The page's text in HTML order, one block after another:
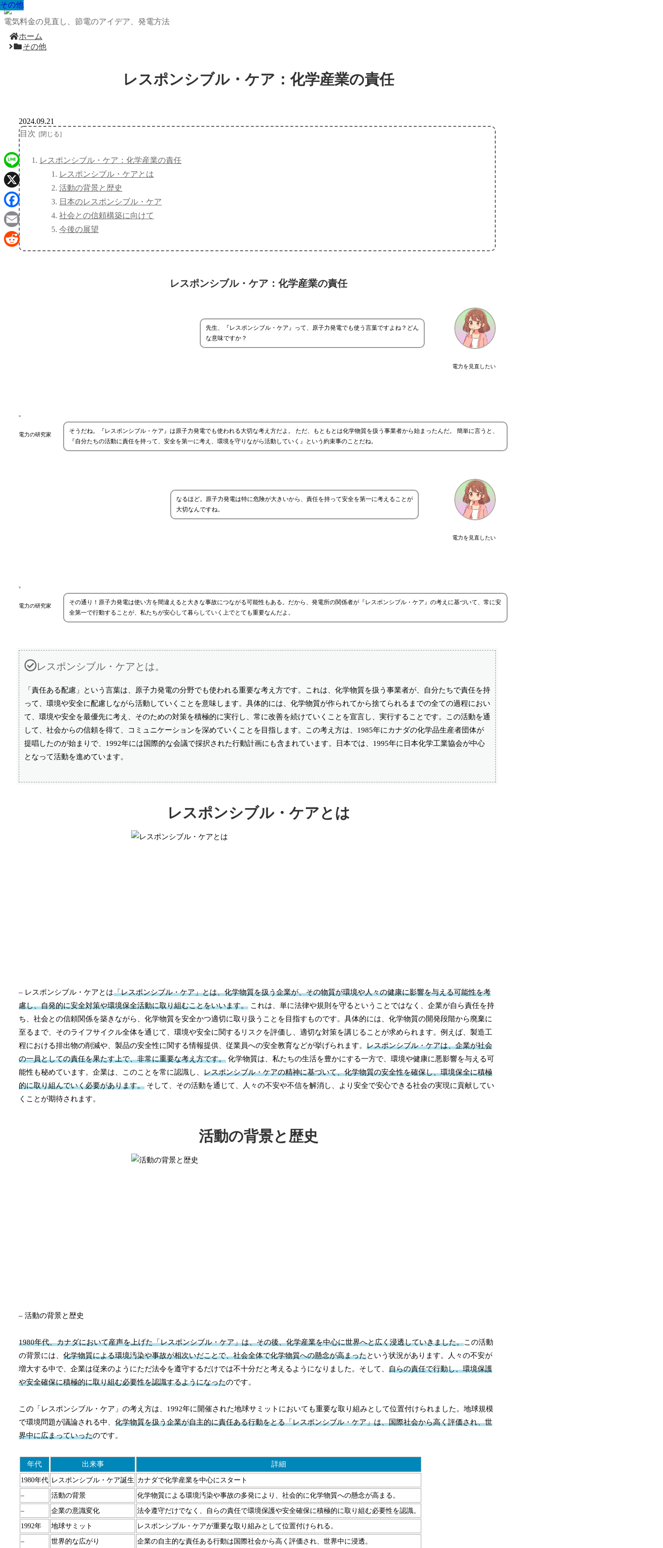
電気料金の見直し、節電のアイデア、発電方法
ホーム
その他
レスポンシブル・ケア：化学産業の責任
その他
2024.09.21
目次
レスポンシブル・ケア：化学産業の責任
レスポンシブル・ケアとは
活動の背景と歴史
日本のレスポンシブル・ケア
社会との信頼構築に向けて
今後の展望
レスポンシブル・ケア：化学産業の責任
電力を見直したい
先生、『レスポンシブル・ケア』って、原子力発電でも使う言葉ですよね？どん
な意味ですか？
電力の研究家
そうだね。『レスポンシブル・ケア』は原子力発電でも使われる大切な考え方だよ。 ただ、もともとは化学物質を扱う事業者から始まったんだ。 簡単に言うと、
『自分たちの活動に責任を持って、安全を第一に考え、環境を守りながら活動していく』という約束事のことだね。
電力を見直したい
なるほど。原子力発電は特に危険が大きいから、責任を持って安全を第一に考えることが
大切なんですね。
電力の研究家
その通り！原子力発電は使い方を間違えると大きな事故につながる可能性もある。だから、発電所の関係者が『レスポンシブル・ケア』の考えに基づいて、常に安
全第一で行動することが、私たちが安心して暮らしていく上でとても重要なんだよ。
レスポンシブル・ケアとは。
「責任ある配慮」という言葉は、原子力発電の分野でも使われる重要な考え方です。これは、化学物質を扱う事業者が、自分たちで責任を持
って、環境や安全に配慮しながら活動していくことを意味します。具体的には、化学物質が作られてから捨てられるまでの全ての過程におい
て、環境や安全を最優先に考え、そのための対策を積極的に実行し、常に改善を続けていくことを宣言し、実行することです。この活動を通
して、社会からの信頼を得て、コミュニケーションを深めていくことを目指します。この考え方は、1985年にカナダの化学品生産者団体が
提唱したのが始まりで、1992年には国際的な会議で採択された行動計画にも含まれています。日本では、1995年に日本化学工業協会が中心
となって活動を進めています。
レスポンシブル・ケアとは
– レスポンシブル・ケアとは「レスポンシブル・ケア」とは、化学物質を扱う企業が、その物質が環境や人々の健康に影響を与える可能性を考
慮し、自発的に安全対策や環境保全活動に取り組むことをいいます。 これは、単に法律や規則を守るということではなく、企業が自ら責任を持
ち、社会との信頼関係を築きながら、化学物質を安全かつ適切に取り扱うことを目指すものです。具体的には、化学物質の開発段階から廃棄に
至るまで、そのライフサイクル全体を通じて、環境や安全に関するリスクを評価し、適切な対策を講じることが求められます。例えば、製造工
程における排出物の削減や、製品の安全性に関する情報提供、従業員への安全教育などが挙げられます。 レスポンシブル・ケアは、企業が社会
の一員としての責任を果たす上で、非常に重要な考え方です。 化学物質は、私たちの生活を豊かにする一方で、環境や健康に悪影響を与える可
能性も秘めています。企業は、このことを常に認識し、 レスポンシブル・ケアの精神に基づいて、化学物質の安全性を確保し、環境保全に積極
的に取り組んでいく必要があります。 そして、その活動を通じて、人々の不安や不信を解消し、より安全で安心できる社会の実現に貢献してい
くことが期待されます。
活動の背景と歴史
– 活動の背景と歴史
1980年代、カナダにおいて産声を上げた「レスポンシブル・ケア」は、その後、化学産業を中心に世界へと広く浸透していきました。この活動
の背景には、 化学物質による環境汚染や事故が相次いだことで、社会全体で化学物質への懸念が高まったという状況があります。人々の不安が
増大する中で、企業は従来のようにただ法令を遵守するだけでは不十分だと考えるようになりました。そして、 自らの責任で行動し、環境保護
や安全確保に積極的に取り組む必要性を認識するようになったのです。
この「レスポンシブル・ケア」の考え方は、1992年に開催された地球サミットにおいても重要な取り組みとして位置付けられました。地球規模
で環境問題が議論される中、 化学物質を扱う企業が自主的に責任ある行動をとる「レスポンシブル・ケア」は、国際社会から高く評価され、世
界中に広まっていったのです。
年代 出来事 詳細
1980年代 レスポンシブル・ケア誕生 カナダで化学産業を中心にスタート
– 活動の背景 化学物質による環境汚染や事故の多発により、社会的に化学物質への懸念が高まる。
– 企業の意識変化 法令遵守だけでなく、自らの責任で環境保護や安全確保に積極的に取り組む必要性を認識。
1992年 地球サミット レスポンシブル・ケアが重要な取り組みとして位置付けられる。
– 世界的な広がり 企業の自主的な責任ある行動は国際社会から高く評価され、世界中に浸透。
その他
その他
その他
その他
その他
その他
その他
その他
Line
X
Facebook
Email